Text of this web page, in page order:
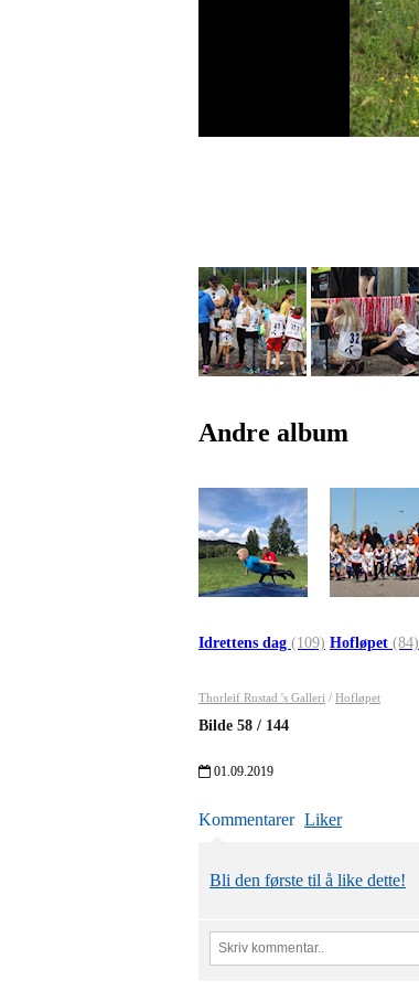
Andre album
Idrettens dag (109) Hofløpet (84)
Thorleif Rustad 's Galleri / Hofløpet
Bilde 58 / 144
01.09.2019
Kommentarer Liker
Bli den første til å like dette!